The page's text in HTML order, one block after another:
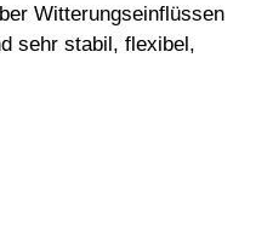
Witterungseinflüssen
sehr stabil, flexibel,